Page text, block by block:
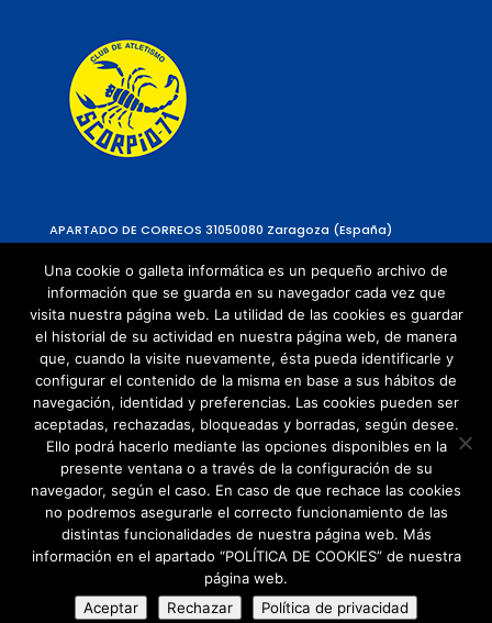
APARTADO DE CORREOS 31050080 Zaragoza (España)
Política de Privacidad
Política de cookies
© Copyright 2021 | Todos los Derechos
Reservados
Una cookie o galleta informática es un pequeño archivo de
información que se guarda en su navegador cada vez que
visita nuestra página web. La utilidad de las cookies es guardar
el historial de su actividad en nuestra página web, de manera
que, cuando la visite nuevamente, ésta pueda identificarle y
configurar el contenido de la misma en base a sus hábitos de
navegación, identidad y preferencias. Las cookies pueden ser
aceptadas, rechazadas, bloqueadas y borradas, según desee.
Ello podrá hacerlo mediante las opciones disponibles en la
presente ventana o a través de la configuración de su
navegador, según el caso. En caso de que rechace las cookies
no podremos asegurarle el correcto funcionamiento de las
distintas funcionalidades de nuestra página web. Más
información en el apartado “POLÍTICA DE COOKIES” de nuestra
página web.
Aceptar
Rechazar Política de privacidad